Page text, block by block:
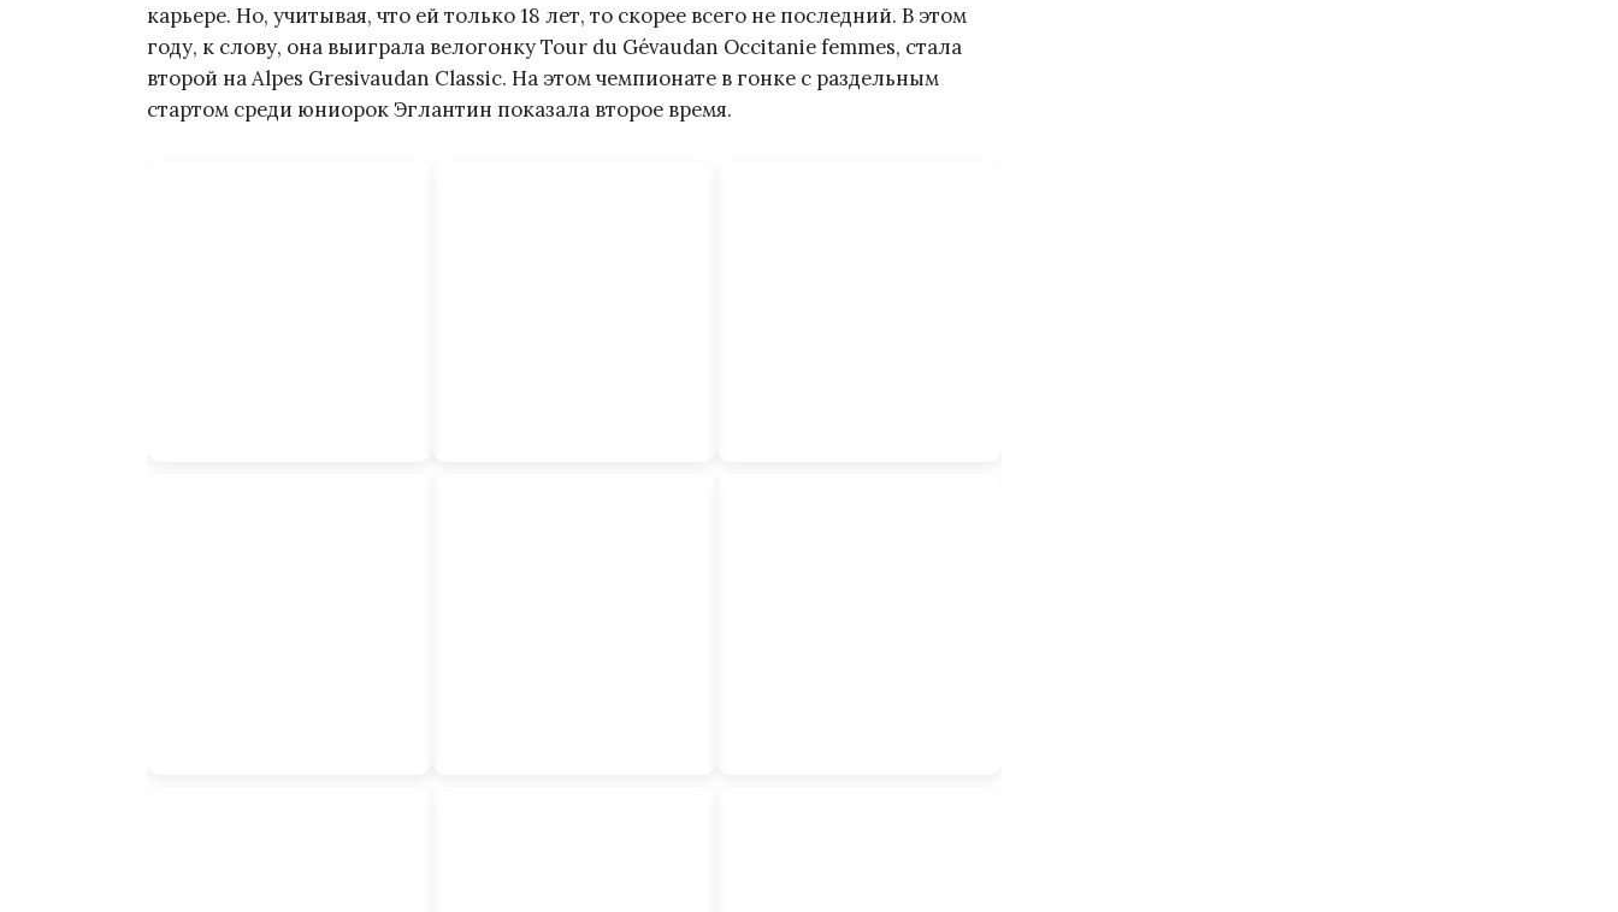
карьере. Но, учитывая, что ей только 18 лет, то скорее всего не последний. В этом
году, к слову, она выиграла велогонку Tour du Gévaudan Occitanie femmes, стала
второй на Alpes Gresivaudan Classic. На этом чемпионате в гонке с раздельным
стартом среди юниорок Эглантин показала второе время.